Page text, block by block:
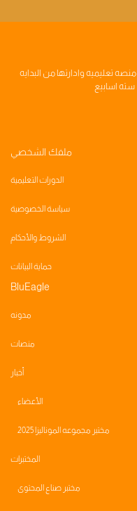
منصه تعليميه وادارتها من البدايه
سته اسابيع
ملفك الشخصي
الدورات التعليمية
سياسة الخصوصية
الشروط والأحكام
حماية البيانات
BluEagle
مدونه
منصات
أخبار
الأعضاء
مختبر مجموعه الموناليزا 2025
المختبرات
مختبر صناع المحتوى